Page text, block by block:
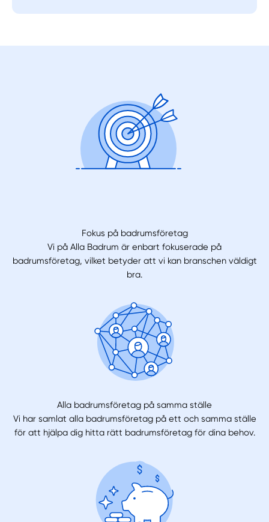
Fokus på badrumsföretag
Vi på Alla Badrum är enbart fokuserade på
badrumsföretag, vilket betyder att vi kan branschen väldigt
bra.
Alla badrumsföretag på samma ställe
Vi har samlat alla badrumsföretag på ett och samma ställe
för att hjälpa dig hitta rätt badrumsföretag för dina behov.